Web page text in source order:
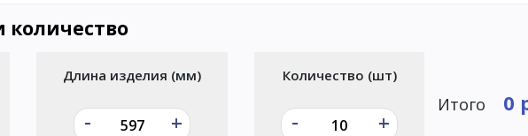
Длина изделия (мм)
- +
Количество (шт)
- +
Итого 0